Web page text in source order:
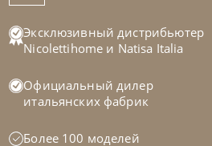
Эксклюзивный дистрибьютер
Nicolettihome и Natisa Italia
Официальный дилер
итальянских фабрик
Более 100 моделей